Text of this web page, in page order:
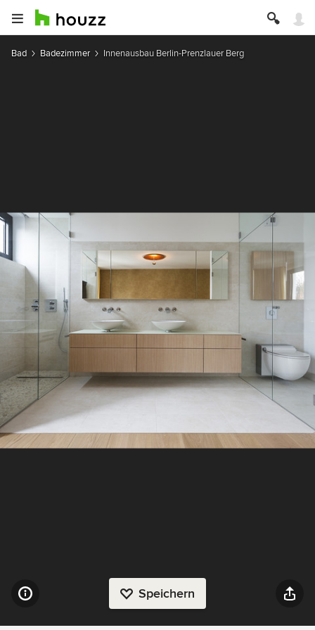
Bad Badezimmer Innenausbau Berlin-Prenzlauer Berg
Speichern